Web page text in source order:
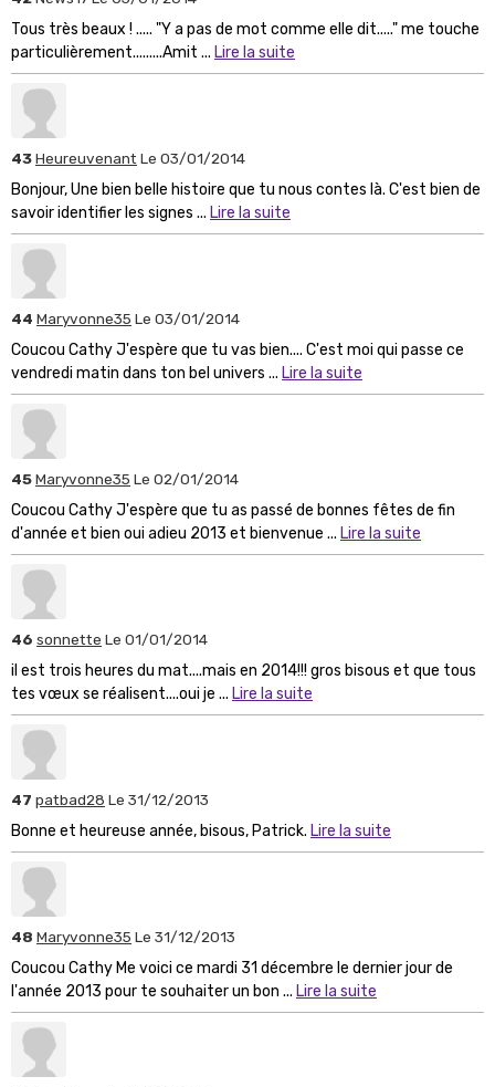
Tous très beaux ! ..... "Y a pas de mot comme elle dit....." me touche
particulièrement.........Amit ... Lire la suite
43HeureuvenantLe 03/01/2014
Bonjour, Une bien belle histoire que tu nous contes là. C'est bien de
savoir identifier les signes ... Lire la suite
44 Maryvonne35 Le 03/01/2014
Coucou Cathy J'espère que tu vas bien.... C'est moi qui passe ce
vendredi matin dans ton bel univers ... Lire la suite
45Maryvonne35 Le 02/01/2014
Coucou Cathy J'espère que tu as passé de bonnes fêtes de fin
d'année et bien oui adieu 2013 et bienvenue ... Lire la suite
46 sonnette Le 01/01/2014
il est trois heures du mat....mais en 2014!!! gros bisous et que tous
tes vœux se réalisent....oui je ... Lire la suite
47 patbad28 Le 31/12/2013
Bonne et heureuse année, bisous, Patrick. Lire la suite
48 Maryvonne35 Le 31/12/2013
Coucou Cathy Me voici ce mardi 31 décembre le dernier jour de
l'année 2013 pour te souhaiter un bon ... Lire la suite